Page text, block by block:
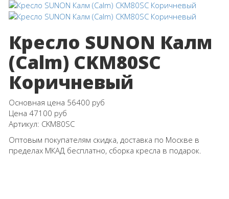
Кресло SUNON Калм
(Calm) CKM80SC
Коричневый
Основная цена 56400 руб
Цена 47100 руб
Артикул: CKM80SC
Оптовым покупателям скидка, доставка по Москве в
пределах МКАД бесплатно, сборка кресла в подарок.